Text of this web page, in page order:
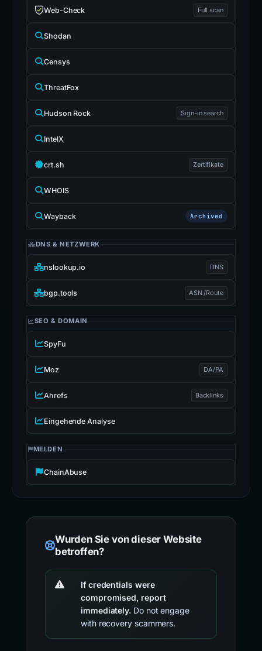
Web-Check Full scan
Shodan
Censys
ThreatFox
Hudson Rock Sign-in search
IntelX
crt.sh Zertifikate
WHOIS
Wayback Archived
DNS & NETZWERK
nslookup.io DNS
bgp.tools ASN /Route
SEO & DOMAIN
SpyFu
Moz DA/PA
Ahrefs Backlinks
Eingehende Analyse
MELDEN
ChainAbuse
Wurden Sie von dieser Website
betroffen?
If credentials were
compromised, report
immediately. Do not engage
with recovery scammers.